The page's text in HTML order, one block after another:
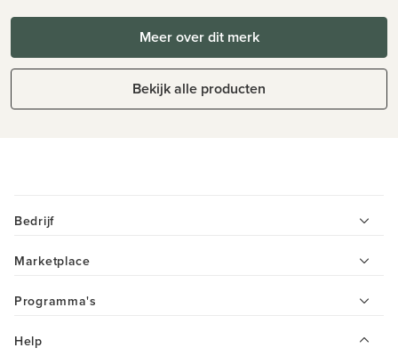
Meer over dit merk
Bekijk alle producten
Bedrijf
Marketplace
Programma's
Help